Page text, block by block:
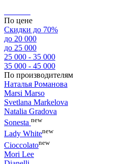
По цене
Скидки до 70%
до 20 000
до 25 000
25 000 - 35 000
35 000 - 45 000
По производителям
Наталья Романова
Marsi Marsо
Svetlana Markelova
Natalia Gradova
Sonesta new
Lady Whitenew
Cioccolatonew
Mori Lee